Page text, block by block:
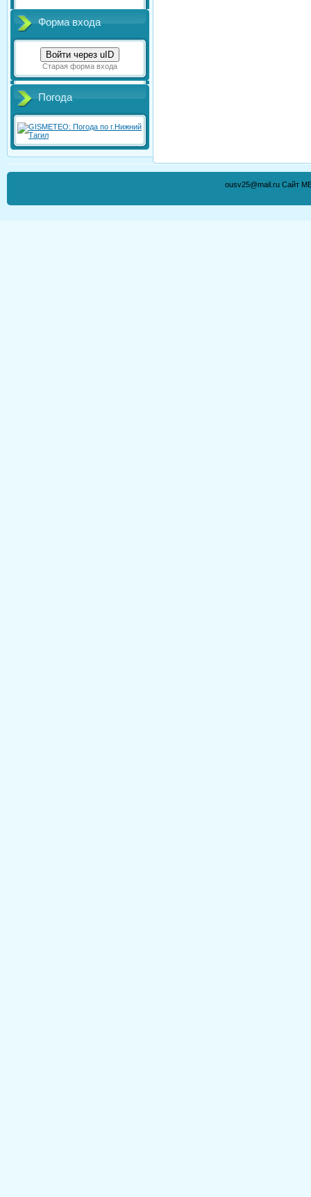
Форма входа
Войти через uID
Старая форма входа
Погода
ousv25@mail.ru Сайт